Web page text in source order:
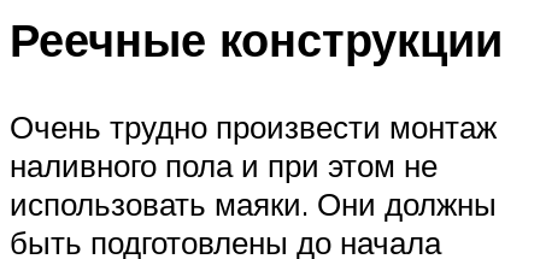
Реечные конструкции
Очень трудно произвести монтаж
наливного пола и при этом не
использовать маяки. Они должны
быть подготовлены до начала